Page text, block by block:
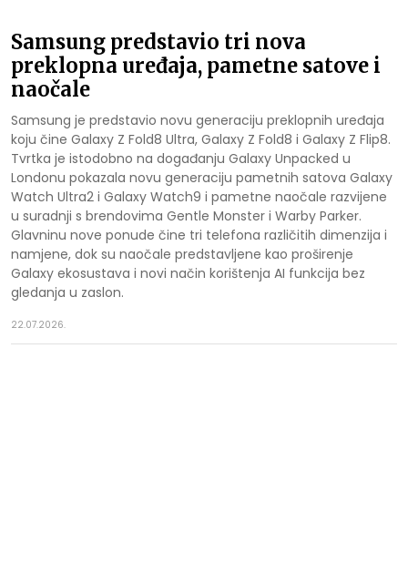
Samsung predstavio tri nova
preklopna uređaja, pametne satove i
naočale
Samsung je predstavio novu generaciju preklopnih uređaja
koju čine Galaxy Z Fold8 Ultra, Galaxy Z Fold8 i Galaxy Z Flip8.
Tvrtka je istodobno na događanju Galaxy Unpacked u
Londonu pokazala novu generaciju pametnih satova Galaxy
Watch Ultra2 i Galaxy Watch9 i pametne naočale razvijene
u suradnji s brendovima Gentle Monster i Warby Parker.
Glavninu nove ponude čine tri telefona različitih dimenzija i
namjene, dok su naočale predstavljene kao proširenje
Galaxy ekosustava i novi način korištenja AI funkcija bez
gledanja u zaslon.
22.07.2026.